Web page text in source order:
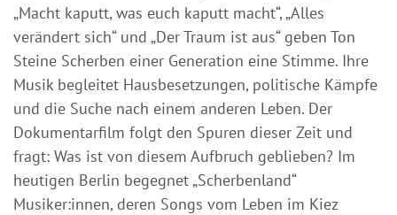
„Macht kaputt, was euch kaputt macht“, „Alles
verändert sich“ und „Der Traum ist aus“ geben Ton
Steine Scherben einer Generation eine Stimme. Ihre
Musik begleitet Hausbesetzungen, politische Kämpfe
und die Suche nach einem anderen Leben. Der
Dokumentarfilm folgt den Spuren dieser Zeit und
fragt: Was ist von diesem Aufbruch geblieben? Im
heutigen Berlin begegnet „Scherbenland“
Musiker:innen, deren Songs vom Leben im Kiez